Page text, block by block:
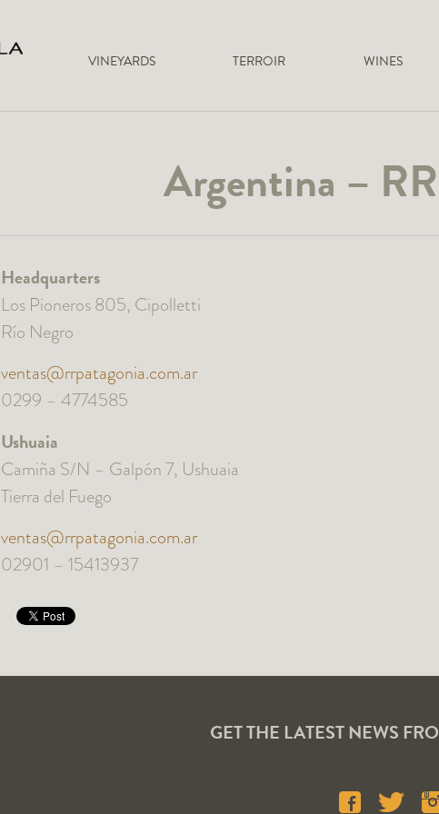
VINEYARDS TERROIR WINES
Argentina –
Headquarters
Los Pioneros 805, Cipolletti
Río Negro
ventas@rrpatagonia.com.ar
0299 – 4774585
Ushuaia
Camiña S/N – Galpón 7, Ushuaia
Tierra del Fuego
ventas@rrpatagonia.com.ar
02901 – 15413937
GET THE LATEST NEWS